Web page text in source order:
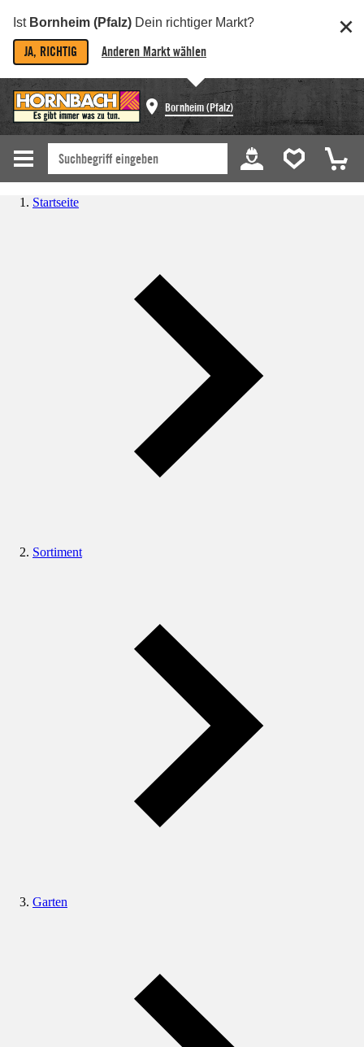
Ist Bornheim (Pfalz) Dein richtiger Markt?
JA, RICHTIG Anderen Markt wählen
Bornheim (Pfalz)
Startseite
Sortiment
Garten